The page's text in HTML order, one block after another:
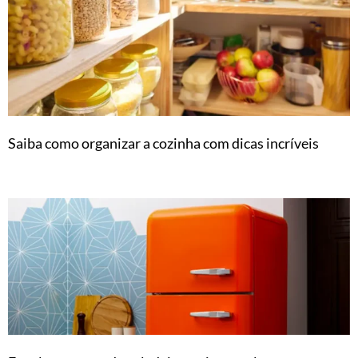
Saiba como organizar a cozinha com dicas incríveis